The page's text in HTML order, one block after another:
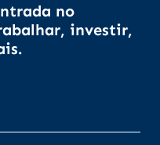
no
investir,